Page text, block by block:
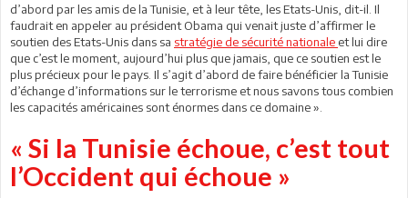
d’abord par les amis de la Tunisie, et à leur tête, les Etats-Unis, dit-il. Il
faudrait en appeler au président Obama qui venait juste d’affirmer le
soutien des Etats-Unis dans sa stratégie de sécurité nationale et lui dire
que c’est le moment, aujourd’hui plus que jamais, que ce soutien est le
plus précieux pour le pays. Il s’agit d’abord de faire bénéficier la Tunisie
d’échange d’informations sur le terrorisme et nous savons tous combien
les capacités américaines sont énormes dans ce domaine ».
« Si la Tunisie échoue, c’est tout
l’Occident qui échoue »